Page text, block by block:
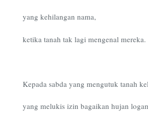
yang kehilangan nama,
ketika tanah tak lagi mengenal mereka.
Kepada sabda yang mengutuk tanah
yang melukis izin bagaikan hujan